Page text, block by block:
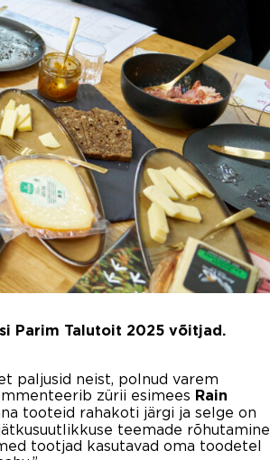
Parim Talutoit 2025 võitjad.
paljusid neist, polnud varem
zürii esimees Rain
tooteid rahakoti järgi ja selge on
teemade rõhutamine
tootjad kasutavad oma toodetel